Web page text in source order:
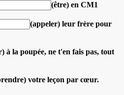
(être) en CM1
(appeler) leur frère pour
à la poupée, ne t'en fais pas, tout
votre leçon par cœur.